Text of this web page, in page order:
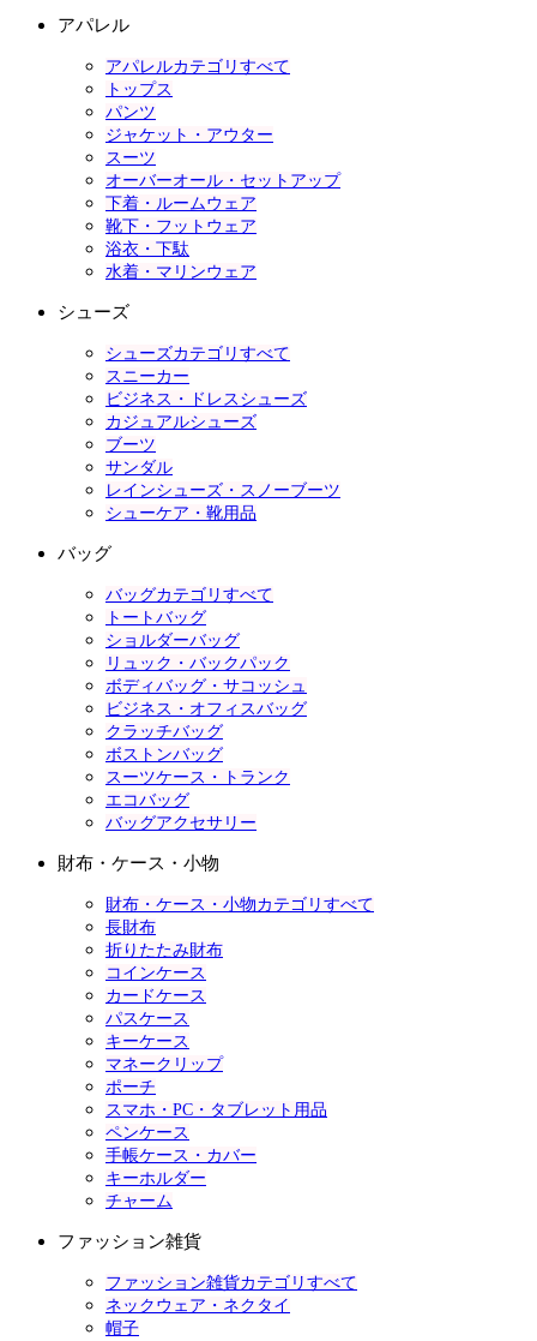
アパレル
アパレルカテゴリすべて
トップス
パンツ
ジャケット・アウター
スーツ
オーバーオール・セットアップ
下着・ルームウェア
靴下・フットウェア
浴衣・下駄
水着・マリンウェア
シューズ
シューズカテゴリすべて
スニーカー
ビジネス・ドレスシューズ
カジュアルシューズ
ブーツ
サンダル
レインシューズ・スノーブーツ
シューケア・靴用品
バッグ
バッグカテゴリすべて
トートバッグ
ショルダーバッグ
リュック・バックパック
ボディバッグ・サコッシュ
ビジネス・オフィスバッグ
クラッチバッグ
ボストンバッグ
スーツケース・トランク
エコバッグ
バッグアクセサリー
財布・ケース・小物
財布・ケース・小物カテゴリすべて
長財布
折りたたみ財布
コインケース
カードケース
パスケース
キーケース
マネークリップ
ポーチ
スマホ・PC・タブレット用品
ペンケース
手帳ケース・カバー
キーホルダー
チャーム
ファッション雑貨
ファッション雑貨カテゴリすべて
ネックウェア・ネクタイ
帽子